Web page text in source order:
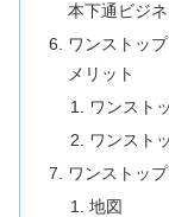
本下通ビジ
ワンストッ
メリット
ワンスト
ワンスト
ワンストッ
地図